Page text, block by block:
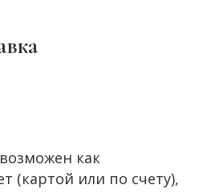
как
(картой или по счету),